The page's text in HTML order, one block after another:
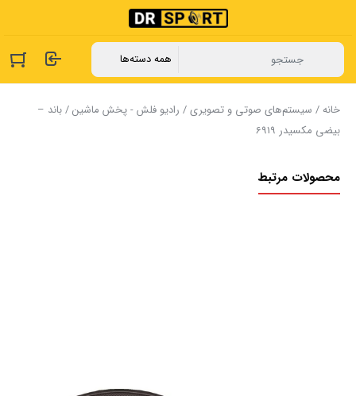
خانه/ سیستم‌های صوتی و تصویری/ رادیو فلش - پخش ماشین/ باند –
بیضی مکسیدر 6919
محصولات مرتبط